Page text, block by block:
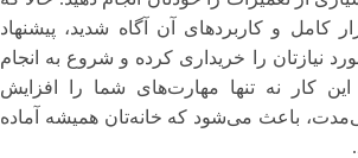
کامل و کاربردهای آن آگاه شدید، پیشنهاد
نیازتان را خریداری کرده و شروع به انجام
این کار نه تنها مهارت‌های شما را افزایش
باعث می‌شود که خانه‌تان همیشه آماده